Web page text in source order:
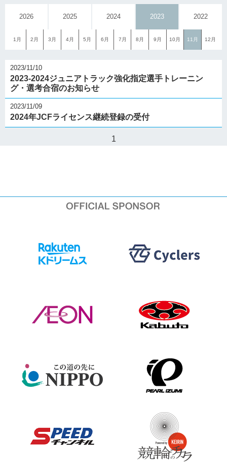
2026 2025 2024 2023 2022
1月 2月 3月 4月 5月 6月 7月 8月 9月 10月 11月 12月
2023/11/10
2023-2024ジュニアトラック強化指定選手トレーニン
グ・選考合宿のお知らせ
2023/11/09
2024年JCFライセンス継続登録の受付
1